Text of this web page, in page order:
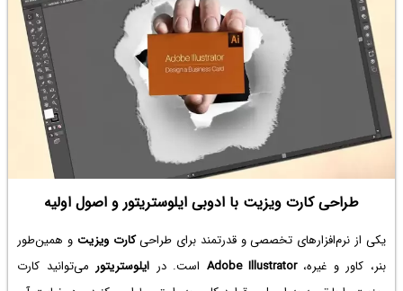
طراحی کارت ویزیت با ادوبی ایلوستریتور و اصول اولیه
یکی از نرم‌افزارهای تخصصی و قدرتمند برای طراحیکارت ویزیت و همین‌طور
بنر، کاور و غیره،Adobe Illustrator است. در ایلوستریتور می‌توانید کارت